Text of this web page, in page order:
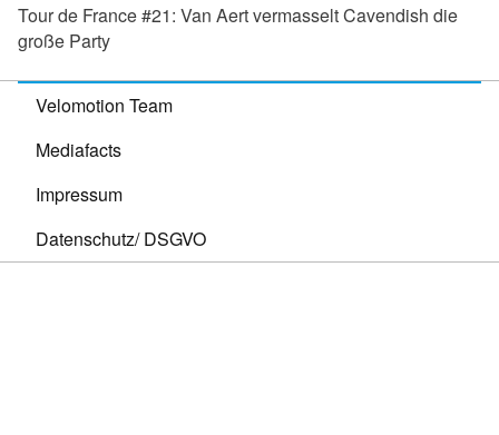
Tour de France #21: Van Aert vermasselt Cavendish die
große Party
Velomotion Team
Mediafacts
Impressum
Datenschutz/ DSGVO